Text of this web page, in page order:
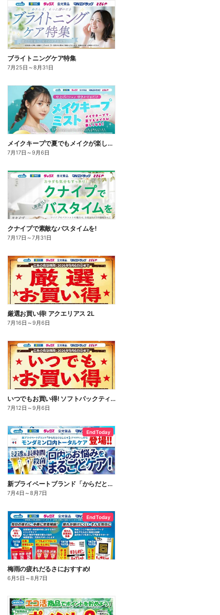
ブライトニングケア特集
7月25日 ～8月31日
メイクキープで夏でもメイクが楽しくなる!
7月17日 ～9月6日
クナイプで素敵なバスタイムを!
7月17日 ～7月31日
厳選お買い得! アクエリアス 2L
7月16日 ～9月6日
いつでもお買い得! ソフトパックティッシュ
7月12日 ～9月6日
End Today
新プライベートブランド「からだとくらしに+1(プラスワン)」よりモンダミン口内トータルケア登場!
7月4日 ～8月7日
End Today
梅雨の疲れだるさにおすすめ!
6月5日 ～8月7日